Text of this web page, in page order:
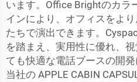
います。Office Brightのカラ
インにより、オフィスをよ
たちで演出できます。
を踏まえ、実用性に優れ、
ても快適な電話ブースの開
当社の APPLE CABIN